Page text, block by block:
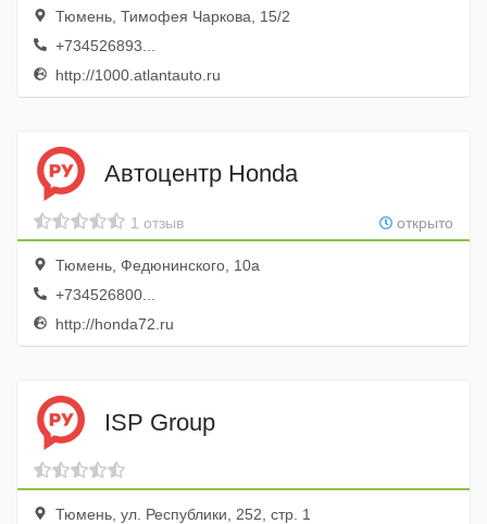
Тюмень, Тимофея Чаркова, 15/2
+734526893...
http://1000.atlantauto.ru
Автоцентр Honda
открыто
1 отзыв
Тюмень, Федюнинского, 10а
+734526800...
http://honda72.ru
ISP Group
Тюмень, ул. Республики, 252, стр. 1